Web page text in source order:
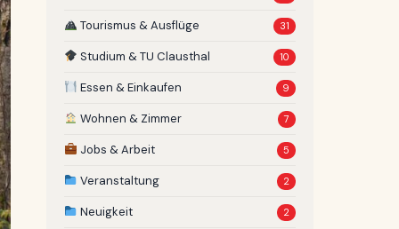
Tourismus & Ausflüge 31
Studium & TU Clausthal 10
Essen & Einkaufen 9
Wohnen & Zimmer 7
Jobs & Arbeit 5
Veranstaltung 2
Neuigkeit 2